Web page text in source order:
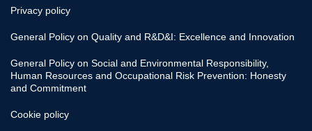
Privacy policy
General Policy on Quality and R&D&I: Excellence and Innovation
General Policy on Social and Environmental Responsibility,
Human Resources and Occupational Risk Prevention: Honesty
and Commitment
Cookie policy